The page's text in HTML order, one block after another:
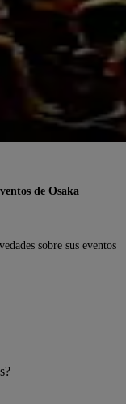
de Osaka
sobre sus eventos